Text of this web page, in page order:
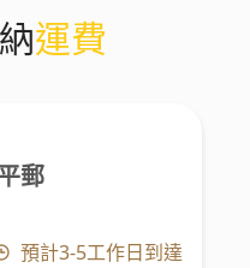
運費
郵
預計3-5工作日到達